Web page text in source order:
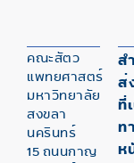
คณะสัตว
แพทยศาสตร์
มหาวิทยาลัย
สงขลา
นครินทร์
15 ถนนกาญ
ส
ส่
ที่
ท
ห